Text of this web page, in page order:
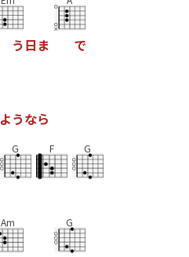
う 日 ま で
ようなら
G F G
Am G